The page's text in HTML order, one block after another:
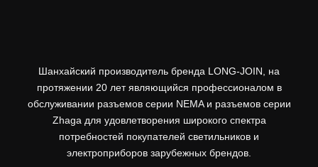
Шанхайский производитель бренда LONG-JOIN, на
протяжении 20 лет являющийся профессионалом в
обслуживании разъемов серии NEMA и разъемов серии
Zhaga для удовлетворения широкого спектра
потребностей покупателей светильников и
электроприборов зарубежных брендов.